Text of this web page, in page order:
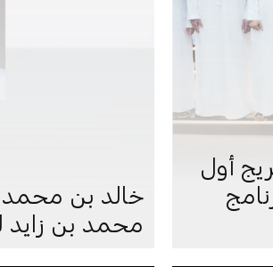
أول
خالد بن محمد
محمد بن زايد